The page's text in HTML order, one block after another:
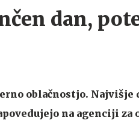
dan,
oblačnostjo. Najvišje
na agenciji za